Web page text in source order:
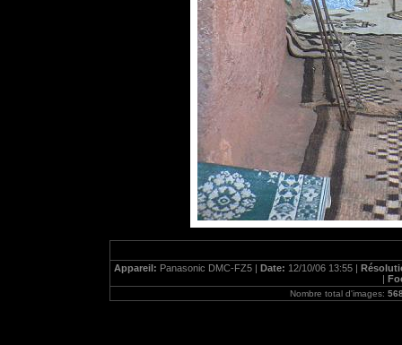
Appareil: Panasonic DMC-FZ5 | Date: 12/10/06 13:55 |
|
Nombre total d'images: